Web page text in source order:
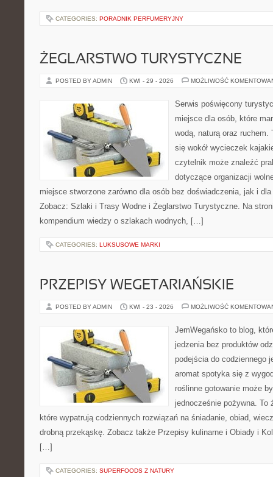
CATEGORIES: PORADNIK PERFUMERYJNY
ŻEGLARSTWO TURYSTYCZNE
POSTED BY ADMIN KWI - 29 - 2026 MOŻLIWOŚĆ
Serwis poświęcony
miejsce dla osób, które
wodą, naturą oraz ruchem.
się wokół wycieczek
czytelnik może znaleźć
dotyczące organizacji
miejsce stworzone zarówno dla osób bez doświadczenia, jak i
Zobacz: Szlaki i Trasy Wodne i Żeglarstwo Turystyczne. Na
kompendium wiedzy o szlakach wodnych, […]
CATEGORIES: LUKSUSOWE MARKI
PRZEPISY WEGETARIAŃSKIE
POSTED BY ADMIN KWI - 23 - 2026 MOŻLIWOŚĆ
JemWegańsko to blog,
jedzenia bez produktów
podejścia do codziennego
aromat spotyka się z
roślinne gotowanie może
jednocześnie pożywna. To
które wypatrują codziennych rozwiązań na śniadanie, obiad,
drobną przekąskę. Zobacz także Przepisy kulinarne i Obiady i
[…]
CATEGORIES: SUPERFOODS Z NATURY